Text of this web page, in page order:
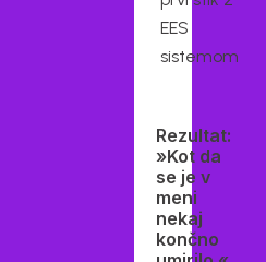
EES
sistemom
Rezultat:
»Kot da
se je v
meni
nekaj
končno